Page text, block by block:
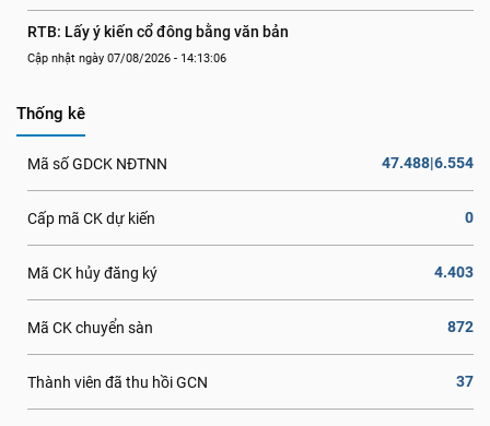
RTB: Lấy ý kiến cổ đông bằng văn bản
Cập nhật ngày 07/08/2026 - 14:13:06
Thống kê
Mã số GDCK NĐTNN 47.488|6.554
Cấp mã CK dự kiến 0
Mã CK hủy đăng ký 4.403
Mã CK chuyển sàn 872
Thành viên đã thu hồi GCN 37